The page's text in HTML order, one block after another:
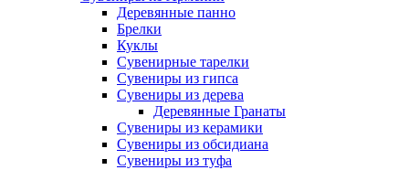
Деревянные панно
Брелки
Куклы
Сувенирные тарелки
Сувениры из гипса
Сувениры из дерева
Деревянные Гранаты
Сувениры из керамики
Сувениры из обсидиана
Сувениры из туфа